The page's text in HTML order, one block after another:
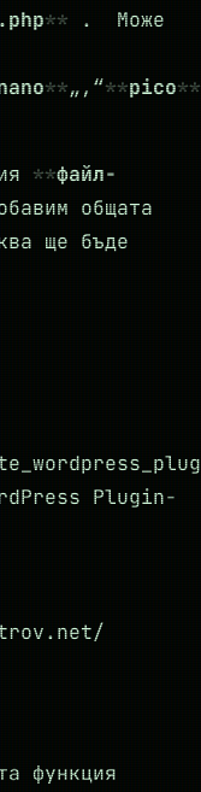
. Може
„,“
pico
файл-
общата
ще бъде
Plugin-
функция